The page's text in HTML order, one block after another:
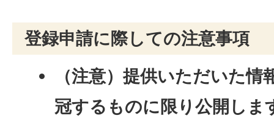
登録申請に際しての注意事項
（注意）提供いただいた
冠するものに限り公開しま